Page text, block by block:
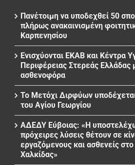
Πανέτοιμη να υποδεχθεί 50
πλήρως ανακαινισμένη
Καρπενησίου
Ενισχύονται ΕΚΑΒ και Κέντρα
Περιφέρειας Στερεάς Ελλάδας
ασθενοφόρα
Το Μετόχι Διρφύων
του Αγίου Γεωργίου
ΑΔΕΔΥ Εύβοιας: «Η
πρόχειρες λύσεις θέτουν σε
εργαζόμενους και ασθενείς
Χαλκίδας»